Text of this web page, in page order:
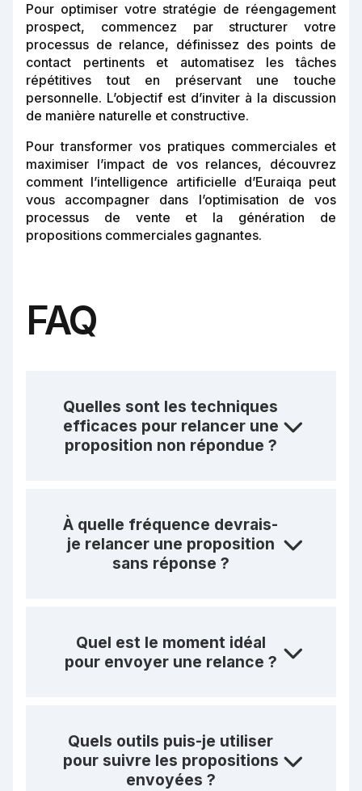
Pour optimiser votre stratégie de réengagement
prospect, commencez par structurer votre
processus de relance, définissez des points de
contact pertinents et automatisez les tâches
répétitives tout en préservant une touche
personnelle. L’objectif est d’inviter à la discussion
de manière naturelle et constructive.
Pour transformer vos pratiques commerciales et
maximiser l’impact de vos relances, découvrez
comment l’intelligence artificielle d’Euraiqa peut
vous accompagner dans l’optimisation de vos
processus de vente et la génération de
propositions commerciales gagnantes.
FAQ
Quelles sont les techniques
efficaces pour relancer une
proposition non répondue ?
À quelle fréquence devrais-
je relancer une proposition
sans réponse ?
Quel est le moment idéal
pour envoyer une relance ?
Quels outils puis-je utiliser
pour suivre les propositions
envoyées ?